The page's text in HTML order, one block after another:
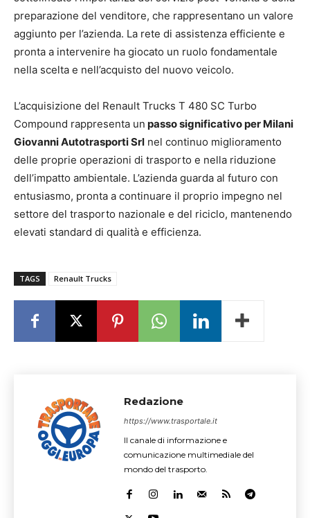
preparazione del venditore, che rappresentano un valore
aggiunto per l’azienda. La rete di assistenza efficiente e
pronta a intervenire ha giocato un ruolo fondamentale
nella scelta e nell’acquisto del nuovo veicolo.
L’acquisizione del Renault Trucks T 480 SC Turbo
Compound rappresenta un passo significativo per Milani
Giovanni Autotrasporti Srl nel continuo miglioramento
delle proprie operazioni di trasporto e nella riduzione
dell’impatto ambientale. L’azienda guarda al futuro con
entusiasmo, pronta a continuare il proprio impegno nel
settore del trasporto nazionale e del riciclo, mantenendo
elevati standard di qualità e efficienza.
TAGS Renault Trucks
Redazione
https://www.trasportale.it
Il canale di informazione e
comunicazione multimediale del
mondo del trasporto.